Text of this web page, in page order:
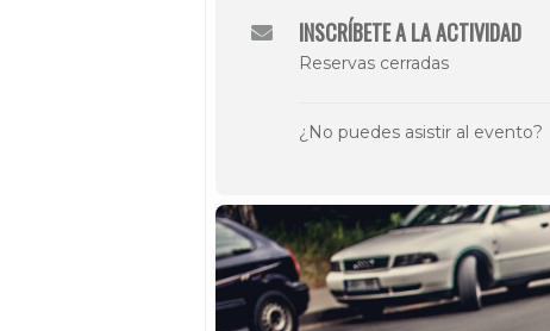
INSCRÍBETE A LA ACTIVIDAD
Reservas cerradas
¿No puedes asistir al evento?